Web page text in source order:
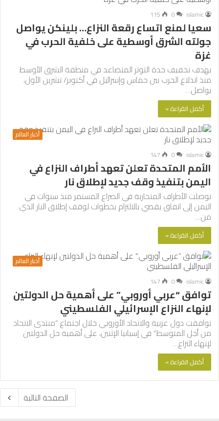
islamic
0
115
سعيا لمنع اتساع رقعة النزاع… بلينكن يواصل
جولته الشرق أوسطية على خلفية الحرب في
غزة
بهدف تخفيف حدة التوتر المتصاعد في منطقة الشرق الأوسط
منذ اندلاع الحرب بين حماس وإسرائيل في أكتوبر/ تشرين الأول،
يواصل…
أكمل القراءة »
أخبار العالم
islamic
0
147
الأمم المتحدة تعلن تعهد أطراف النزاع في
اليمن بتنفيذ وقف جديد لإطلاق نار
توصلت الأطراف المتحاربة في الصراع المستمر منذ سنوات في
اليمن إلى اتفاق يقضي بالالتزام بخطوات لوقف إطلاق النار الذي
من…
أكمل القراءة »
أخبار العالم
islamic
0
147
توافق “عربي أوروبي” على أهمية حل الدولتين
لإنهاء النزاع الإسرائيلي الفلسطيني
توافقت دول عربية والاتحاد الأوروبي خلال اجتماع “منتدى الاتحاد
من أجل المتوسط” في إسبانيا الإثنين، على أهمية حل الدولتين
لإنهاء النزاع…
أكمل القراءة »
الصفحة التالية